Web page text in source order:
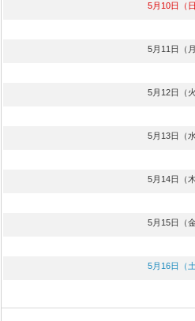
5月10日（日
5月11日（月
5月12日（火
5月13日（水
5月14日（木
5月15日（金
5月16日（土